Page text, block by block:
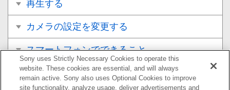
再生する
カメラの設定を変更する
スマートフォンでできること
パソコンでできること
Sony uses Strictly Necessary Cookies to operate this
website. These cookies are essential, and will always
remain active. Sony also uses Optional Cookies to improve
site functionality, analyze usage, deliver advertisements and